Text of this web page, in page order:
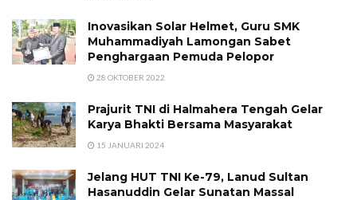
Inovasikan Solar Helmet, Guru SMK
Muhammadiyah Lamongan Sabet
Penghargaan Pemuda Pelopor
28 OKTOBER 2022
Prajurit TNI di Halmahera Tengah Gelar
Karya Bhakti Bersama Masyarakat
15 JANUARI 2024
Jelang HUT TNI Ke-79, Lanud Sultan
Hasanuddin Gelar Sunatan Massal